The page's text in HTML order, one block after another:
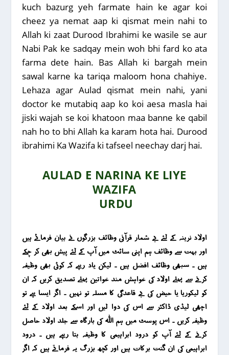
kuch bazurg yeh farmate hain ke agar koi
cheez ya nemat aap ki qismat mein nahi to
Allah ki zaat Durood Ibrahimi ke wasile se aur
Nabi Pak ke sadqay mein woh bhi fard ko ata
farma dete hain. Bas Allah ki bargah mein
sawal karne ka tariqa maloom hona chahiye.
Lehaza agar Aulad qismat mein nahi, yani
doctor ke mutabiq aap ko koi aesa masla hai
jiski wajah se koi khatoon maa banne ke qabil
nah ho to bhi Allah ka karam hota hai. Durood
ibrahimi Ka Wazifa ki tafseel neechay darj hai.
AULAD E NARINA KE LIYE
WAZIFA
URDU
اولاد نرینہ کے لئے بے شمار قرآنی وظائف بزرگوں نے بیان فرمائے ہیں
اور بہت سے وظائف ہم اپنی سائٹ میں آپ کے لئے پیش بھی کر چکے
ہیں ۔ سبھی وظائف افضل ہیں ۔ لیکن یاد رہے کہ کوئی بھی وظیفہ
کرنے سے پہلے اولاد کی خواہش مند خواتین پہلے تصدیق کریں کہ ان
کو لیکوریا یا حیض کی بے قاعدگی کا مسلہ تو نہیں ۔ اگر ایسا ہے تو
اچھی لیڈی ڈاکٹر سے اس کی دوا لیں اور اسکے بعد اولاد کے لئے
وظیفہ کریں ۔ اس پوسٹ میں ہم اللہ کی بارگاہ سے جلد اولاد حاصل
کرنے کے لئے آپ کو درود ابراہیمی کا وظیفہ بتا رہے ہیں ۔ درود
ابراہیمی کی ان گنت برکات ہیں اور کچھ بزرگ یہ فرماتے ہیں کہ اگر